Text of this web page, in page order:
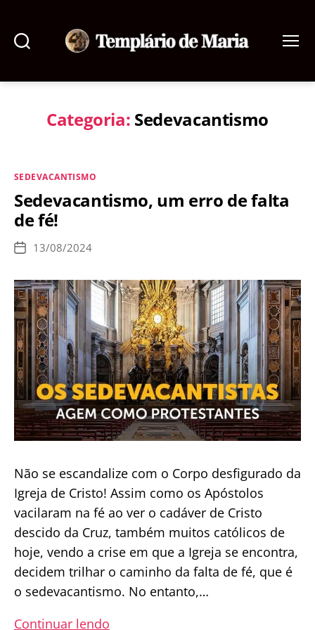
de
Categoria: Sedevacantismo
Categorias
SEDEVACANTISMO
Sedevacantismo, um erro de falta
de fé!
Data
publicação
13/08/2024
Não se escandalize com o Corpo desfigurado da
Igreja de Cristo! Assim como os Apóstolos
vacilaram na fé ao ver o cadáver de Cristo
descido da Cruz, também muitos católicos de
hoje, vendo a crise em que a Igreja se encontra,
decidem trilhar o caminho da falta de fé, que é
o sedevacantismo. No entanto,…
Continuar lendo